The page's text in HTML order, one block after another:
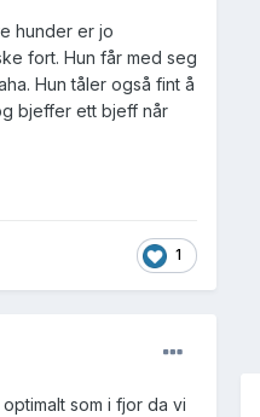
hunder er jo
fort. Hun får med seg
Hun tåler også fint å
bjeffer ett bjeff når
1
som i fjor da vi